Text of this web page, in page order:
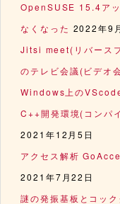
OpenSUSE 15.4ア
なくなった 2022年9
Jitsi meet(リバース
のテレビ会議(ビデオ
Windows上の
C++開発環境(コンパ
2021年12月5日
アクセス解析
2021年7月22日
謎の発振基板とコッ